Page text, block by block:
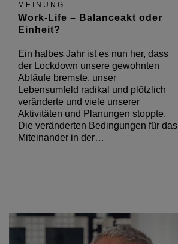
MEINUNG
Work-Life – Balanceakt oder
Einheit?
Ein halbes Jahr ist es nun her, dass
der Lockdown unsere gewohnten
Abläufe bremste, unser
Lebensumfeld radikal und plötzlich
veränderte und viele unserer
Aktivitäten und Planungen stoppte.
Die veränderten Bedingungen für das
Miteinander in der…